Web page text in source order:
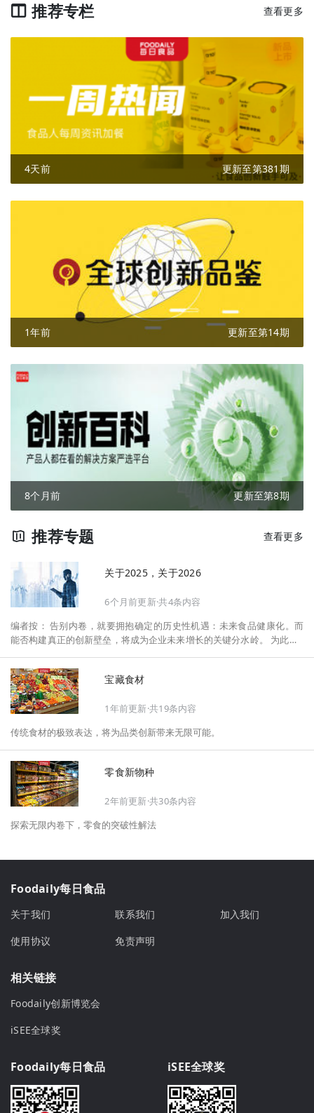
推荐专栏 查看更多
4天前 更新至第381期
1年前 更新至第14期
8个月前 更新至第8期
推荐专题 查看更多
关于2025，关于2026
6个月前更新·共4条内容
编者按： 告别内卷，就要拥抱确定的历史性机遇：未来食品健康化。而
能否构建真正的创新壁垒，将成为企业未来增长的关键分水岭。 为此，F
将以“创新产品”透视“未来机会”，以全球视野探寻中国机遇、增长解法，
拆解年度标杆的增长逻辑与谋篇布局，深挖“药食同源”“低GI”“老龄营
养”“清洁标签”等热门赛道的爆品基因，从趋势预判、品类创新、未来增长
机会、企业战略布局以及渠道变革等，为行业提供务实、前瞻的开年创新
宝藏食材
1年前更新·共19条内容
传统食材的极致表达，将为品类创新带来无限可能。
零食新物种
2年前更新·共30条内容
探索无限内卷下，零食的突破性解法
Foodaily每日食品
关于我们 联系我们
加入我们
使用协议
免责声明
相关链接
Foodaily创新博览会
iSEE全球奖
Foodaily每日食品 iSEE全球奖